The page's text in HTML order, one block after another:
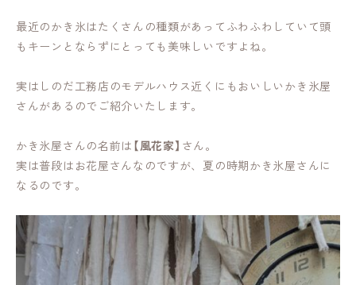
最近のかき氷はたくさんの種類があってふわふわしていて頭
もキーンとならずにとっても美味しいですよね。
実はしのだ工務店のモデルハウス近くにもおいしいかき氷屋
さんがあるのでご紹介いたします。
かき氷屋さんの名前は 【風花家】 さん。
実は普段はお花屋さんなのですが、夏の時期かき氷屋さんに
なるのです。